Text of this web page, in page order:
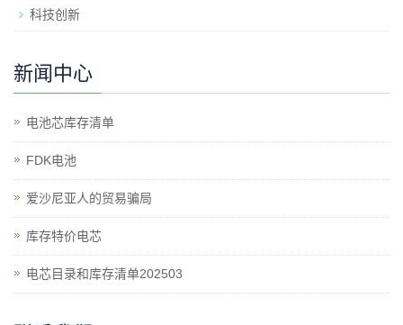
科技创新
新闻中心
电池芯库存清单
​FDK电池
爱沙尼亚人的贸易骗局
库存特价电芯
电芯目录和库存清单202503